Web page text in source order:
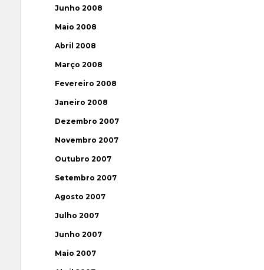
Junho 2008
Maio 2008
Abril 2008
Março 2008
Fevereiro 2008
Janeiro 2008
Dezembro 2007
Novembro 2007
Outubro 2007
Setembro 2007
Agosto 2007
Julho 2007
Junho 2007
Maio 2007